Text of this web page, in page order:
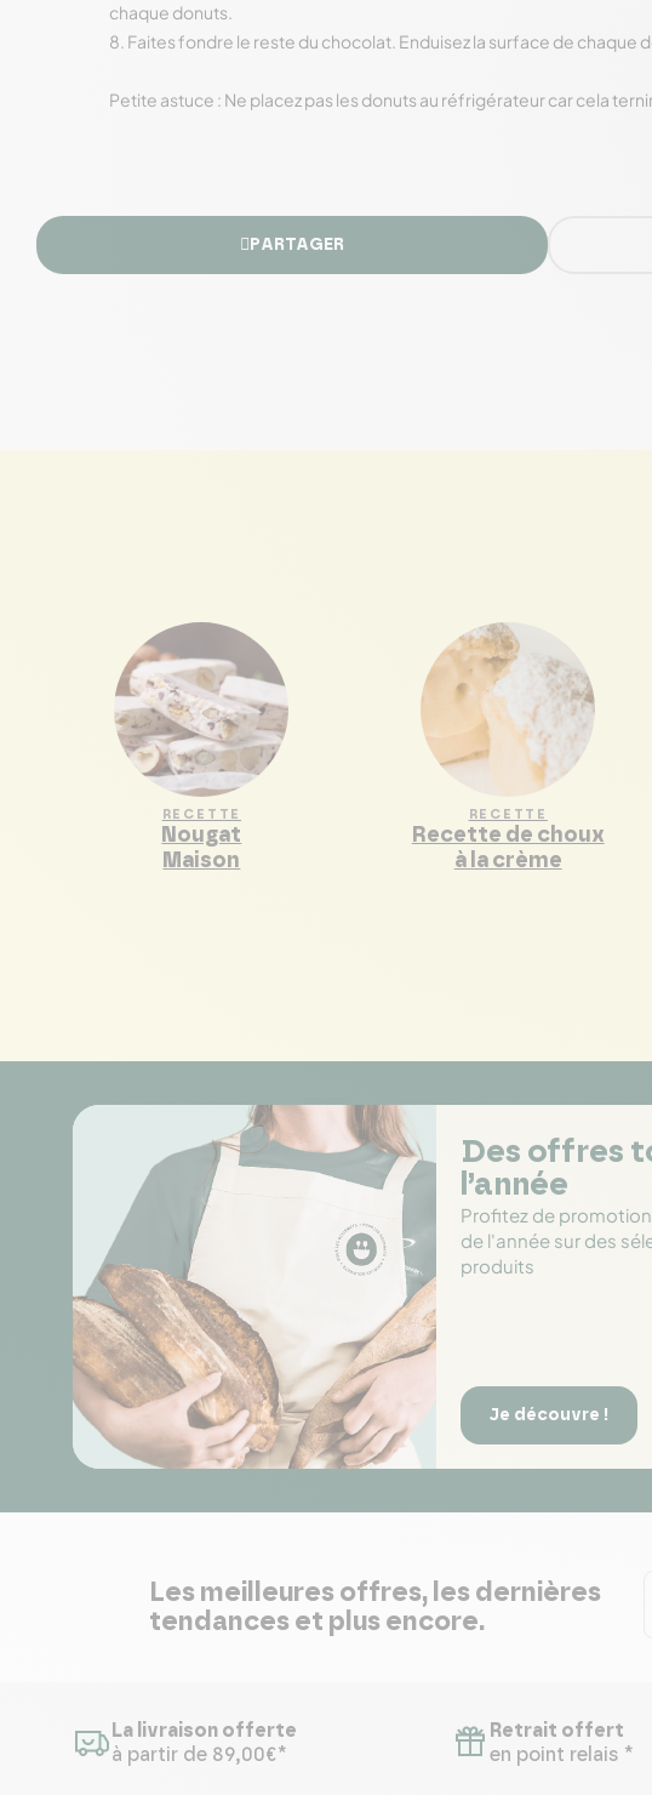
chaque donuts.
8. Faites fondre le reste du chocolat. Enduisez la surface de
Petite astuce : Ne placez pas les donuts au réfrigérateur car cela
PARTAGER
RECETTE
Nougat
Maison
RECETTE
Recette de choux
à la crème
Des offres
l’année
Profitez de
de l'année sur des
produits
Je découvre !
Les meilleures offres, les dernières
tendances et plus encore.
La livraison offerte
à partir de 89,00€*
Retrait offert
en point relais *